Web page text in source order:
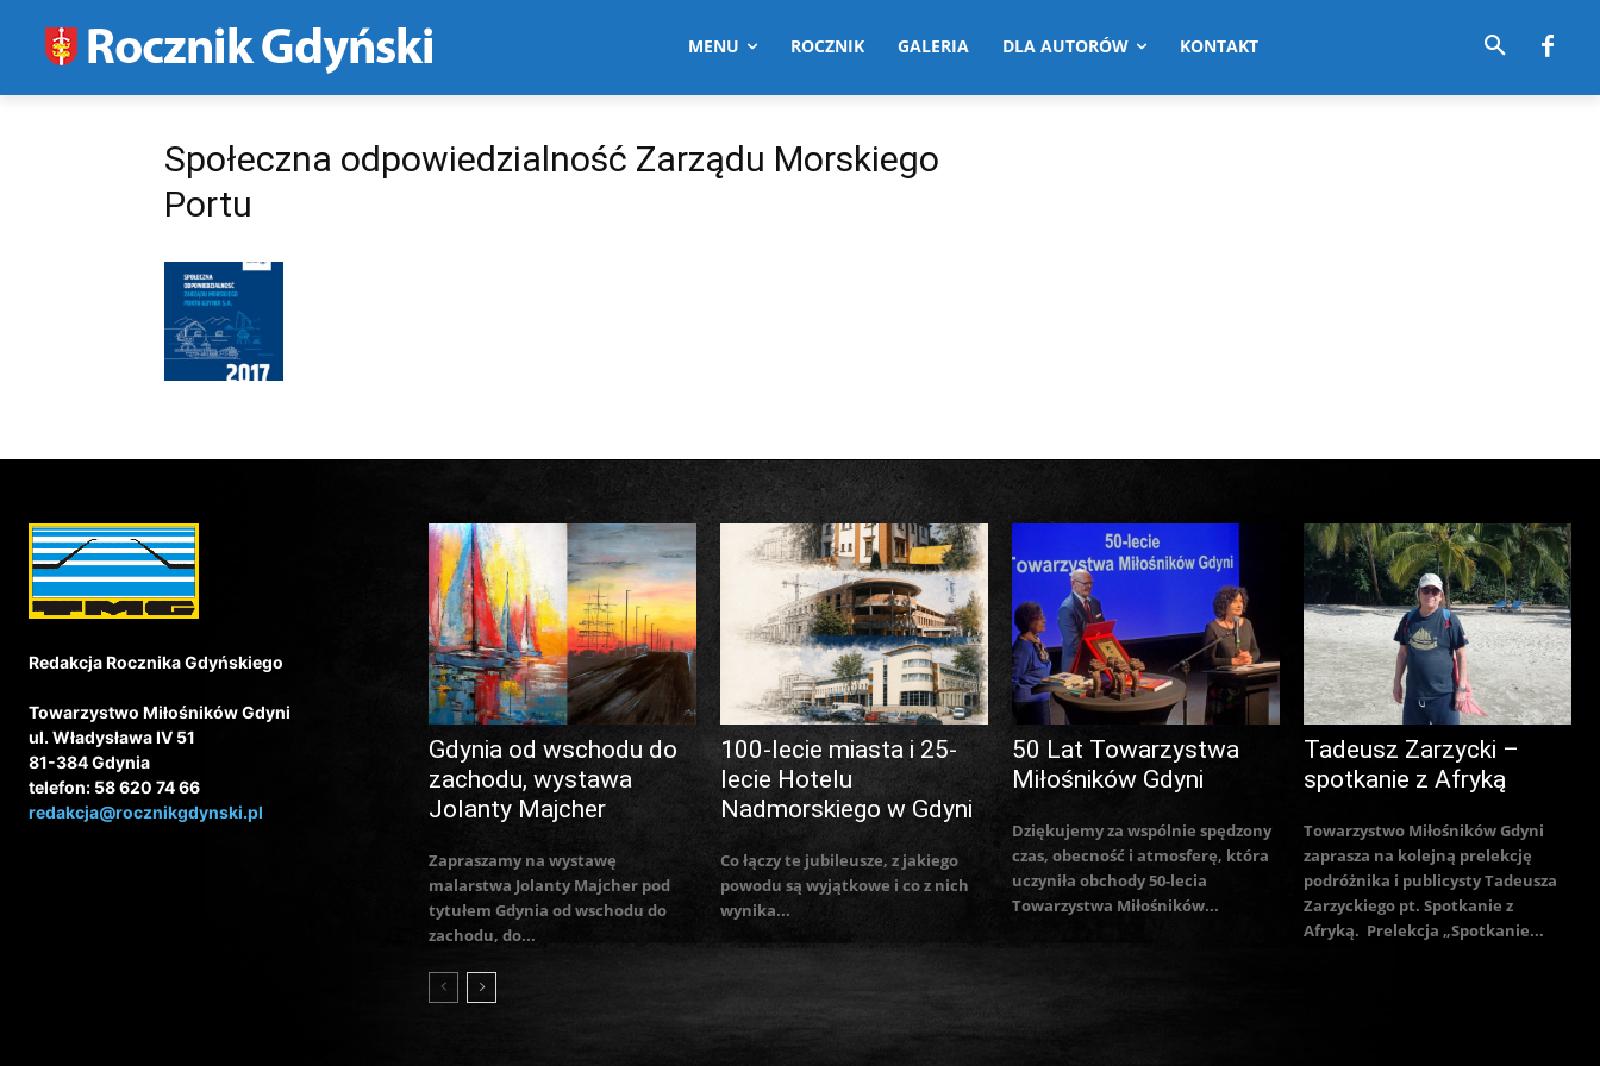
MENU ROCZNIK GALERIA DLA AUTORÓW KONTAKT
Społeczna odpowiedzialność Zarządu Morskiego
Portu
Redakcja Rocznika Gdyńskiego
Towarzystwo Miłośników Gdyni
ul. Władysława IV 51
81-384 Gdynia
telefon: 58 620 74 66
redakcja@rocznikgdynski.pl
Gdynia od wschodu do
zachodu, wystawa
Jolanty Majcher
Zapraszamy na wystawę
malarstwa Jolanty Majcher pod
tytułem Gdynia od wschodu do
zachodu, do...
100-lecie miasta i 25-
lecie Hotelu
Nadmorskiego w Gdyni
Co łączy te jubileusze, z jakiego
powodu są wyjątkowe i co z nich
wynika...
50 Lat Towarzystwa
Miłośników Gdyni
Dziękujemy za wspólnie spędzony
czas, obecność i atmosferę, która
uczyniła obchody 50-lecia
Towarzystwa Miłośników...
Tadeusz Zarzycki –
spotkanie z Afryką
Towarzystwo Miłośników Gdyni
zaprasza na kolejną prelekcję
podróżnika i publicysty Tadeusza
Zarzyckiego pt. Spotkanie z
Afryką. Prelekcja „Spotkanie...